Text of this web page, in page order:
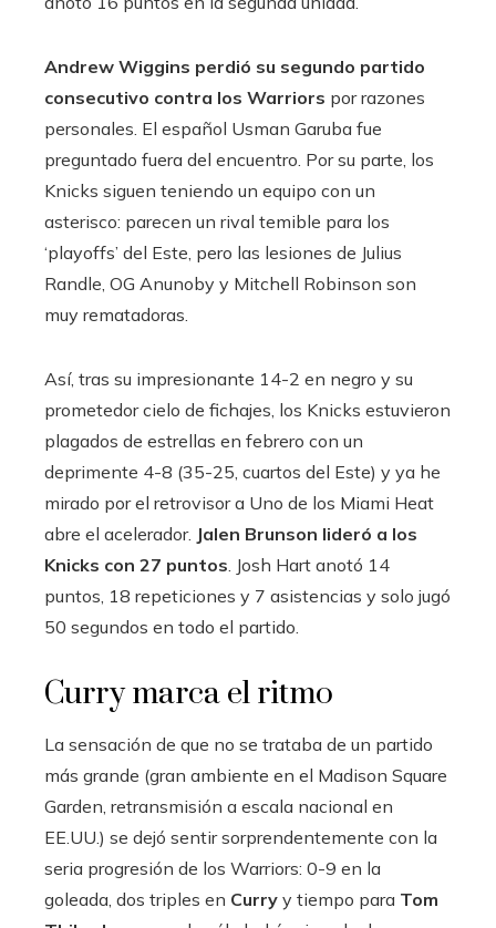
Andrew Wiggins perdió su segundo partido
consecutivo contra los Warriors por razones
personales. El español Usman Garuba fue
preguntado fuera del encuentro. Por su parte, los
Knicks siguen teniendo un equipo con un
asterisco: parecen un rival temible para los
‘playoffs’ del Este, pero las lesiones de Julius
Randle, OG Anunoby y Mitchell Robinson son
muy rematadoras.
Así, tras su impresionante 14-2 en negro y su
prometedor cielo de fichajes, los Knicks estuvieron
plagados de estrellas en febrero con un
deprimente 4-8 (35-25, cuartos del Este) y ya he
mirado por el retrovisor a Uno de los Miami Heat
abre el acelerador. Jalen Brunson lideró a los
Knicks con 27 puntos . Josh Hart anotó 14
puntos, 18 repeticiones y 7 asistencias y solo jugó
50 segundos en todo el partido.
Curry marca el ritmo
La sensación de que no se trataba de un partido
más grande (gran ambiente en el Madison Square
Garden, retransmisión a escala nacional en
EE.UU.) se dejó sentir sorprendentemente con la
seria progresión de los Warriors: 0-9 en la
goleada, dos triples en Curry y tiempo para Tom